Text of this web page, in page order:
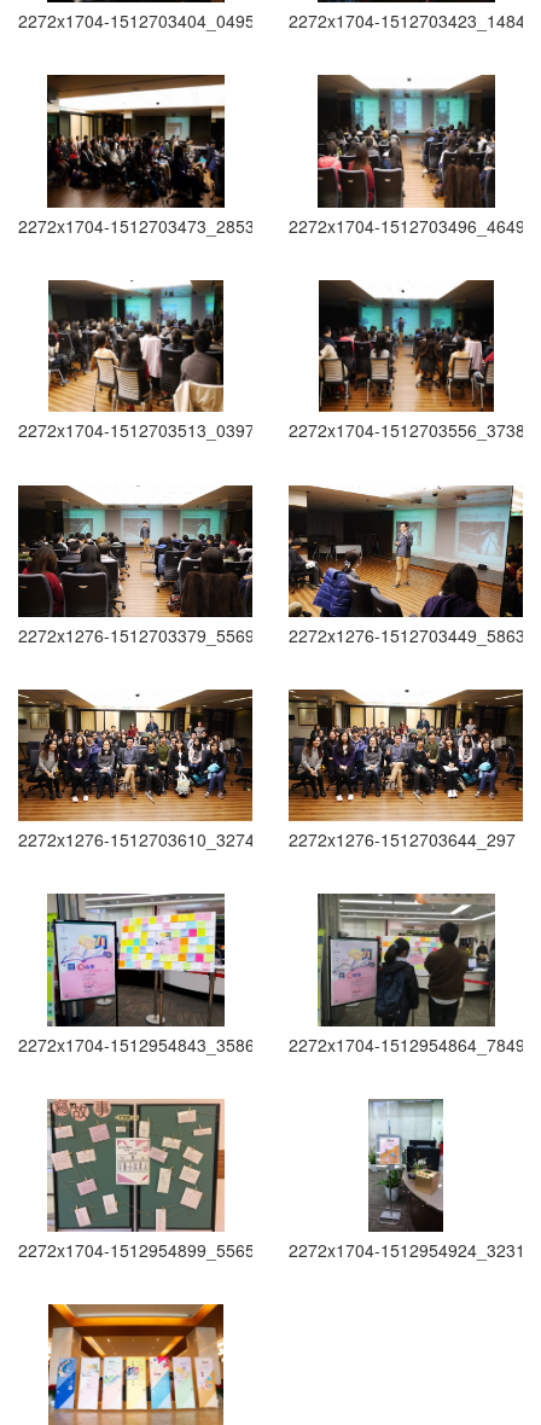
2272x1704-1512703404_0495 2272x1704-1512703423_1484
2272x1704-1512703473_2853 2272x1704-1512703496_4649
2272x1704-1512703513_0397 2272x1704-1512703556_3738
2272x1276-1512703379_5569 2272x1276-1512703449_5863
2272x1276-1512703610_3274 2272x1276-1512703644_297
2272x1704-1512954843_3586 2272x1704-1512954864_7849
2272x1704-1512954899_5565 2272x1704-1512954924_3231